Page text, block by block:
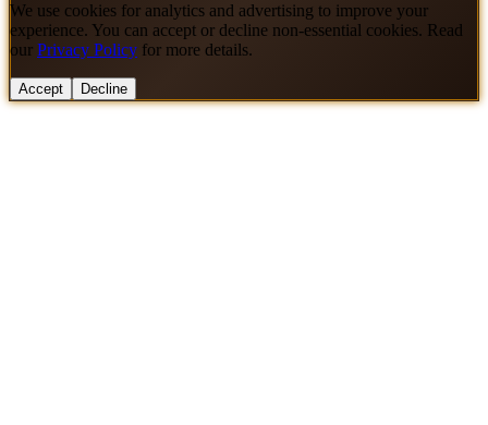
We use cookies for analytics and advertising to improve your
experience. You can accept or decline non-essential cookies. Read
our Privacy Policy for more details.
Accept Decline